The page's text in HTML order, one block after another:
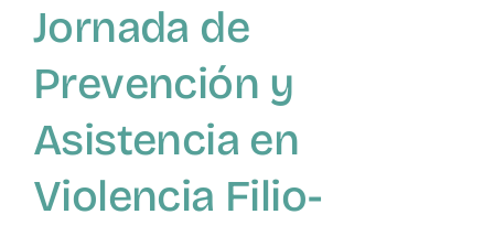
Jornada de
Prevención y
Asistencia en
Violencia Filio-